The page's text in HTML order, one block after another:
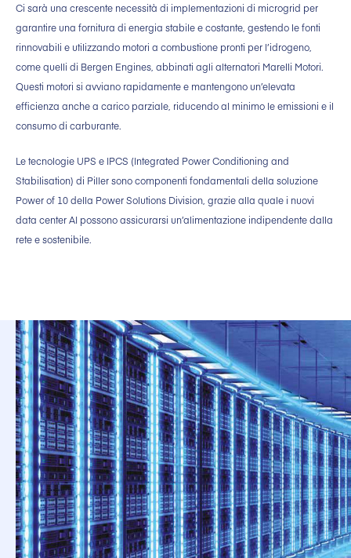
Ci sarà una crescente necessità di implementazioni di microgrid per
garantire una fornitura di energia stabile e costante, gestendo le fonti
rinnovabili e utilizzando motori a combustione pronti per l’idrogeno,
come quelli di Bergen Engines, abbinati agli alternatori Marelli Motori.
Questi motori si avviano rapidamente e mantengono un’elevata
efficienza anche a carico parziale, riducendo al minimo le emissioni e il
consumo di carburante.
Le tecnologie UPS e IPCS (Integrated Power Conditioning and
Stabilisation) di Piller sono componenti fondamentali della soluzione
Power of 10 della Power Solutions Division, grazie alla quale i nuovi
data center AI possono assicurarsi un’alimentazione indipendente dalla
rete e sostenibile.